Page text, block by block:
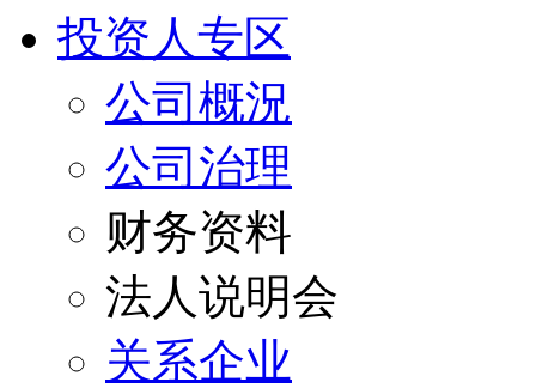
投资人专区
公司概況
公司治理
财务资料
法人说明会
关系企业